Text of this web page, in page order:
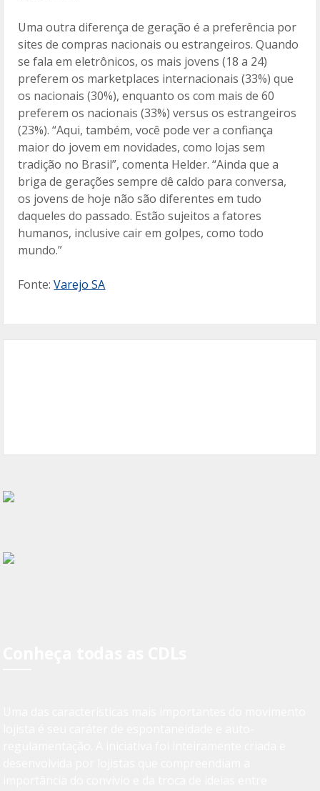
Uma outra diferença de geração é a preferência por
sites de compras nacionais ou estrangeiros. Quando
se fala em eletrônicos, os mais jovens (18 a 24)
preferem os marketplaces internacionais (33%) que
os nacionais (30%), enquanto os com mais de 60
preferem os nacionais (33%) versus os estrangeiros
(23%). “Aqui, também, você pode ver a confiança
maior do jovem em novidades, como lojas sem
tradição no Brasil”, comenta Helder. “Ainda que a
briga de gerações sempre dê caldo para conversa,
os jovens de hoje não são diferentes em tudo
daqueles do passado. Estão sujeitos a fatores
humanos, inclusive cair em golpes, como todo
mundo.”
Fonte:Varejo SA